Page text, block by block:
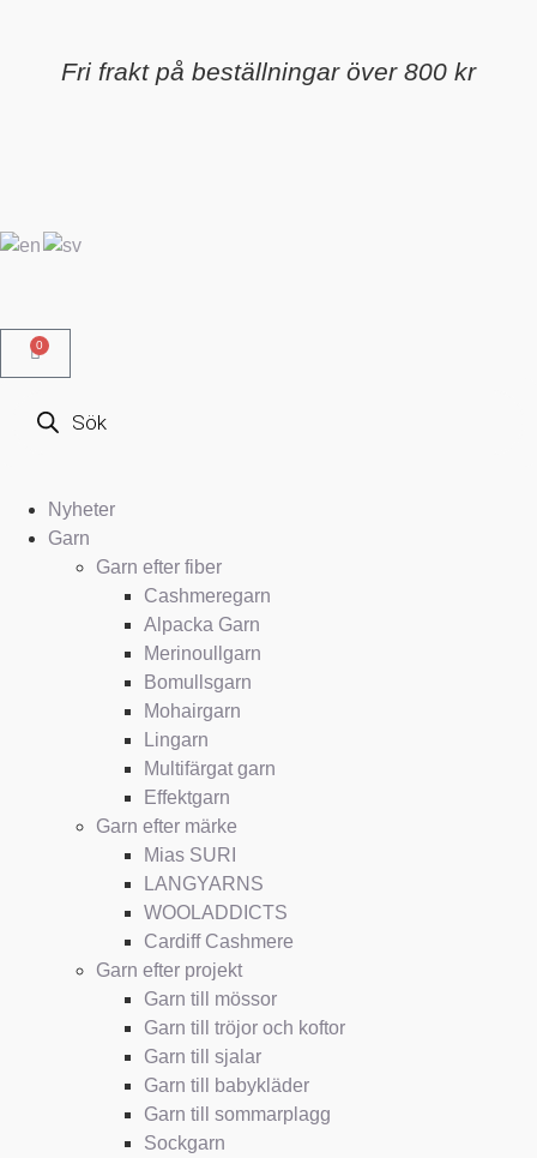
Fri frakt på beställningar över 800 kr
0
Nyheter
Garn
Garn efter fiber
Cashmeregarn
Alpacka Garn
Merinoullgarn
Bomullsgarn
Mohairgarn
Lingarn
Multifärgat garn
Effektgarn
Garn efter märke
Mias SURI
LANGYARNS
WOOLADDICTS
Cardiff Cashmere
Garn efter projekt
Garn till mössor
Garn till tröjor och koftor
Garn till sjalar
Garn till babykläder
Garn till sommarplagg
Sockgarn